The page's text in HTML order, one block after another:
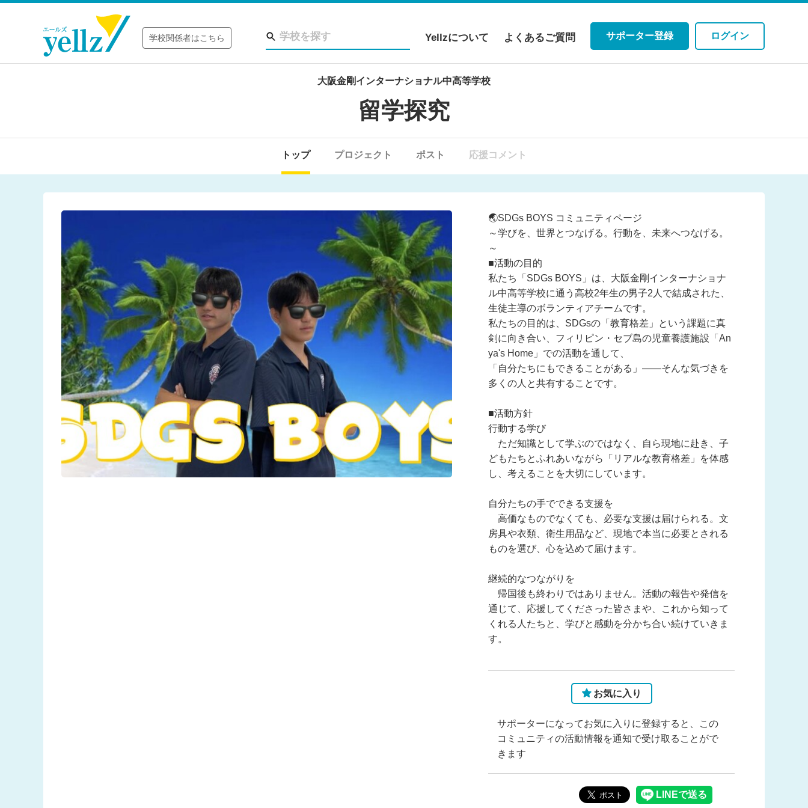
学校関係者はこちら Yellzについて よくあるご質問 サポーター登録 ログイン
大阪金剛インターナショナル中高等学校
留学探究
トップ プロジェクト ポスト 応援コメント
🌏SDGs BOYS コミュニティページ
～学びを、世界とつなげる。行動を、未来へつなげる。
～
■活動の目的
私たち「SDGs BOYS」は、大阪金剛インターナショナ
ル中高等学校に通う高校2年生の男子2人で結成された、
生徒主導のボランティアチームです。
私たちの目的は、SDGsの「教育格差」という課題に真
剣に向き合い、フィリピン・セブ島の児童養護施設「An
ya's Home」での活動を通して、
「自分たちにもできることがある」――そんな気づきを
多くの人と共有することです。
■活動方針
行動する学び
ただ知識として学ぶのではなく、自ら現地に赴き、子
どもたちとふれあいながら「リアルな教育格差」を体感
し、考えることを大切にしています。
自分たちの手でできる支援を
高価なものでなくても、必要な支援は届けられる。文
房具や衣類、衛生用品など、現地で本当に必要とされる
ものを選び、心を込めて届けます。
継続的なつながりを
帰国後も終わりではありません。活動の報告や発信を
通じて、応援してくださった皆さまや、これから知って
くれる人たちと、学びと感動を分かち合い続けていきま
す。
お気に入り
サポーターになってお気に入りに登録すると、この
コミュニティの活動情報を通知で受け取ることがで
きます